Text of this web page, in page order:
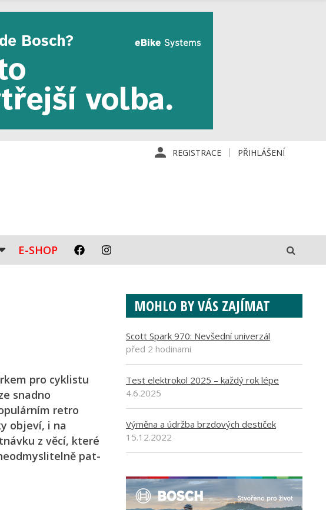
REGISTRACE PŘIHLÁŠENÍ
E-SHOP
pro cyklistu
snadno
retro
objeví, i na
z věcí, které
pat­
MOHLO BY VÁS ZAJÍMAT
Scott Spark 970: Nevšední univerzál
před 2 hodinami
Test elektrokol 2025 – každý rok lépe
4.6.2025
Výměna a údržba brzdových destiček
15.12.2022